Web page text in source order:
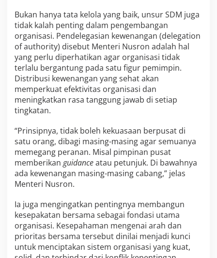
Bukan hanya tata kelola yang baik, unsur SDM juga
tidak kalah penting dalam pengembangan
organisasi. Pendelegasian kewenangan (delegation
of authority) disebut Menteri Nusron adalah hal
yang perlu diperhatikan agar organisasi tidak
terlalu bergantung pada satu figur pemimpin.
Distribusi kewenangan yang sehat akan
memperkuat efektivitas organisasi dan
meningkatkan rasa tanggung jawab di setiap
tingkatan.
“Prinsipnya, tidak boleh kekuasaan berpusat di
satu orang, dibagi masing-masing agar semuanya
memegang peranan. Misal pimpinan pusat
memberikan guidanceatau petunjuk. Di bawahnya
ada kewenangan masing-masing cabang,” jelas
Menteri Nusron.
Ia juga mengingatkan pentingnya membangun
kesepakatan bersama sebagai fondasi utama
organisasi. Kesepahaman mengenai arah dan
prioritas bersama tersebut dinilai menjadi kunci
untuk menciptakan sistem organisasi yang kuat,